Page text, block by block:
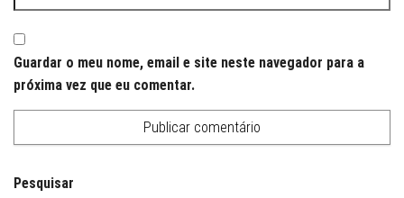
Guardar o meu nome, email e site neste navegador para a
próxima vez que eu comentar.
Pesquisar